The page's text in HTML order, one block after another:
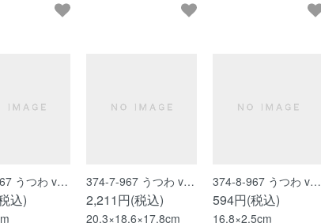
うつわ v…
込)
374-7-967 うつわ v…
2,211円(税込)
20.3×18.6×17.8cm
374-8-967 うつわ v…
594円(税込)
16.8×2.5cm